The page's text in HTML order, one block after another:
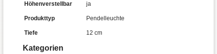
Kategorien
Höhenverstellbar ja
Produkttyp Pendelleuchte
Tiefe 12 cm